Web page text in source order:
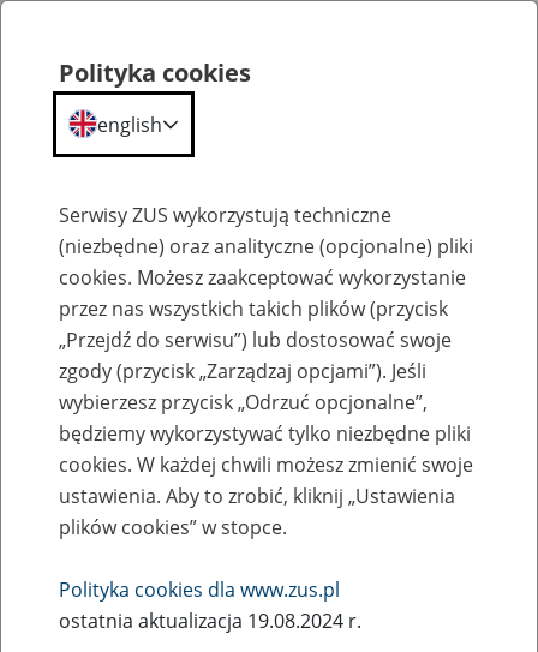
Przepraszamy,
podana strona nie została znaleziona.
Błąd 404
Przejdź do strony głównej
Polityka cookies
english
Serwisy ZUS wykorzystują techniczne
(niezbędne) oraz analityczne (opcjonalne) pliki
cookies. Możesz zaakceptować wykorzystanie
przez nas wszystkich takich plików (przycisk
„Przejdź do serwisu”) lub dostosować swoje
zgody (przycisk „Zarządzaj opcjami”). Jeśli
wybierzesz przycisk „Odrzuć opcjonalne”,
będziemy wykorzystywać tylko niezbędne pliki
cookies. W każdej chwili możesz zmienić swoje
ustawienia. Aby to zrobić, kliknij „Ustawienia
plików cookies” w stopce.
Polityka cookies dla www.zus.pl
ostatnia aktualizacja 19.08.2024 r.